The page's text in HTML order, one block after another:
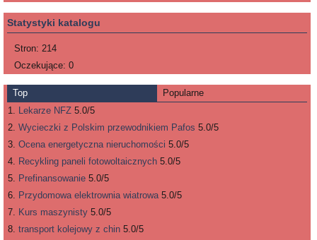
Statystyki katalogu
Stron: 214
Oczekujące: 0
Top
Popularne
Lekarze NFZ 5.0/5
Wycieczki z Polskim przewodnikiem Pafos 5.0/5
Ocena energetyczna nieruchomości 5.0/5
Recykling paneli fotowoltaicznych 5.0/5
Prefinansowanie 5.0/5
Przydomowa elektrownia wiatrowa 5.0/5
Kurs maszynisty 5.0/5
transport kolejowy z chin 5.0/5